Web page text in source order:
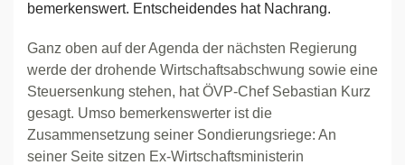
bemerkenswert. Entscheidendes hat Nachrang.
Ganz oben auf der Agenda der nächsten Regierung
werde der drohende Wirtschaftsabschwung sowie eine
Steuersenkung stehen, hat ÖVP-Chef Sebastian Kurz
gesagt. Umso bemerkenswerter ist die
Zusammensetzung seiner Sondierungsriege: An
seiner Seite sitzen Ex-Wirtschaftsministerin